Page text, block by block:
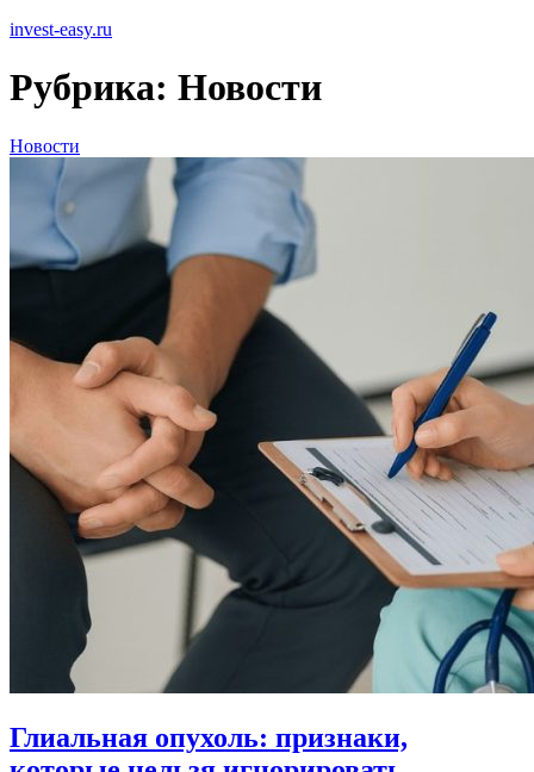
invest-easy.ru
Рубрика: Новости
Новости
Глиальная опухоль: признаки,